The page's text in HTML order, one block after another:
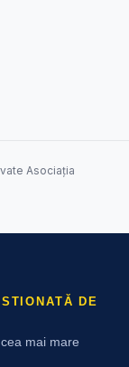
Asociația
DE
mai mare